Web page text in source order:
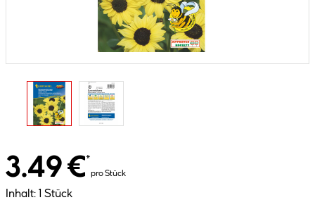
3.49 €*
pro Stück
Inhalt: 1 Stück